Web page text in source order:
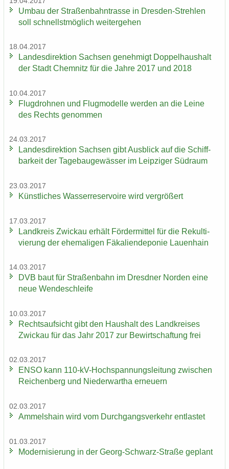
Umbau der Stra­ßen­bahn­tras­se in Dresden-​Strehlen
soll schnellst­mög­lich wei­ter­ge­hen
18.04.2017
Lan­des­di­rek­ti­on Sach­sen ge­neh­migt Dop­pel­haus­halt
der Stadt Chem­nitz für die Jahre 2017 und 2018
10.04.2017
Flug­droh­nen und Flug­mo­del­le wer­den an die Leine
des Rechts ge­nom­men
24.03.2017
Lan­des­di­rek­ti­on Sach­sen gibt Aus­blick auf die Schiff­
bar­keit der Ta­ge­bau­ge­wäs­ser im Leip­zi­ger Süd­raum
23.03.2017
Künst­li­ches Was­ser­re­ser­voi­re wird ver­grö­ßert
17.03.2017
Land­kreis Zwi­ckau er­hält För­der­mit­tel für die Re­kul­ti­
vie­rung der ehe­ma­li­gen Fä­ka­li­en­de­po­nie Lau­en­hain
14.03.2017
DVB baut für Stra­ßen­bahn im Dresd­ner Nor­den eine
neue Wen­de­schlei­fe
10.03.2017
Rechts­auf­sicht gibt den Haus­halt des Land­krei­ses
Zwi­ckau für das Jahr 2017 zur Be­wirt­schaf­tung frei
02.03.2017
ENSO kann 110-​kV-Hochspannungsleitung zwi­schen
Rei­chen­berg und Nie­der­wartha er­neu­ern
02.03.2017
Am­mels­hain wird vom Durch­gangs­ver­kehr ent­las­tet
01.03.2017
Mo­der­ni­sie­rung in der Georg-​Schwarz-Straße ge­plant